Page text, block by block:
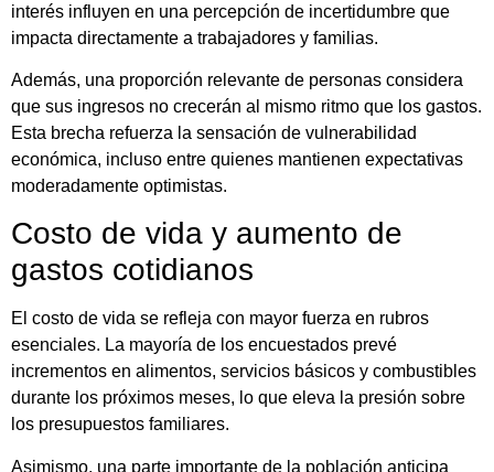
interés influyen en una percepción de incertidumbre que
impacta directamente a trabajadores y familias.
Además, una proporción relevante de personas considera
que sus ingresos no crecerán al mismo ritmo que los gastos.
Esta brecha refuerza la sensación de vulnerabilidad
económica, incluso entre quienes mantienen expectativas
moderadamente optimistas.
Costo de vida y aumento de
gastos cotidianos
El costo de vida se refleja con mayor fuerza en rubros
esenciales. La mayoría de los encuestados prevé
incrementos en alimentos, servicios básicos y combustibles
durante los próximos meses, lo que eleva la presión sobre
los presupuestos familiares.
Asimismo, una parte importante de la población anticipa